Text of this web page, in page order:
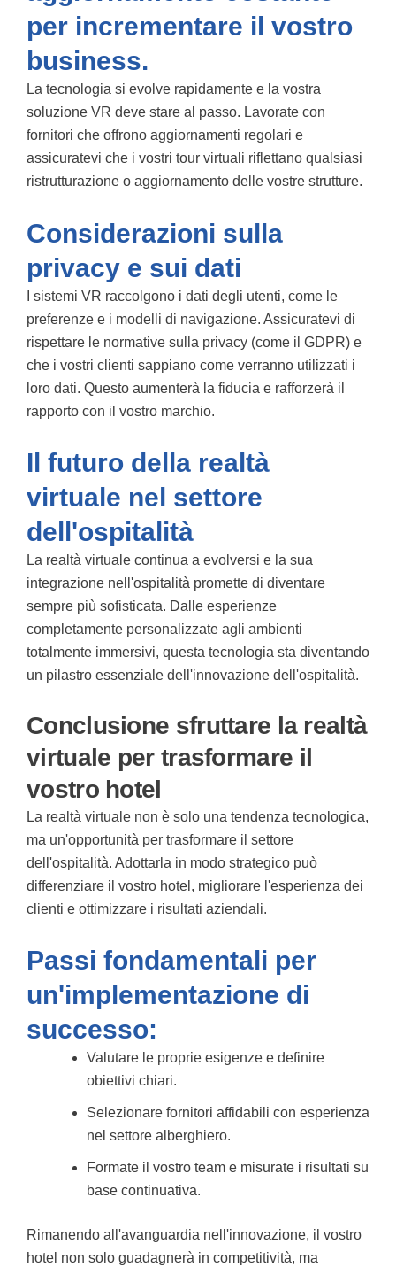
per incrementare il vostro
business.
La tecnologia si evolve rapidamente e la vostra
soluzione VR deve stare al passo. Lavorate con
fornitori che offrono aggiornamenti regolari e
assicuratevi che i vostri tour virtuali riflettano qualsiasi
ristrutturazione o aggiornamento delle vostre strutture.
Considerazioni sulla
privacy e sui dati
I sistemi VR raccolgono i dati degli utenti, come le
preferenze e i modelli di navigazione. Assicuratevi di
rispettare le normative sulla privacy (come il GDPR) e
che i vostri clienti sappiano come verranno utilizzati i
loro dati. Questo aumenterà la fiducia e rafforzerà il
rapporto con il vostro marchio.
Il futuro della realtà
virtuale nel settore
dell'ospitalità
La realtà virtuale continua a evolversi e la sua
integrazione nell'ospitalità promette di diventare
sempre più sofisticata. Dalle esperienze
completamente personalizzate agli ambienti
totalmente immersivi, questa tecnologia sta diventando
un pilastro essenziale dell'innovazione dell'ospitalità.
Conclusione sfruttare la realtà
virtuale per trasformare il
vostro hotel
La realtà virtuale non è solo una tendenza tecnologica,
ma un'opportunità per trasformare il settore
dell'ospitalità. Adottarla in modo strategico può
differenziare il vostro hotel, migliorare l'esperienza dei
clienti e ottimizzare i risultati aziendali.
Passi fondamentali per
un'implementazione di
successo:
Valutare le proprie esigenze e definire
obiettivi chiari.
Selezionare fornitori affidabili con esperienza
nel settore alberghiero.
Formate il vostro team e misurate i risultati su
base continuativa.
Rimanendo all'avanguardia nell'innovazione, il vostro
hotel non solo guadagnerà in competitività, ma